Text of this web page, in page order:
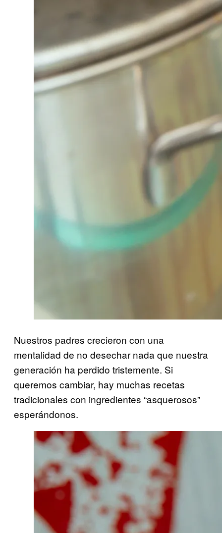
Nuestros padres crecieron con una
mentalidad de no desechar nada que nuestra
generación ha perdido tristemente. Si
queremos cambiar, hay muchas recetas
tradicionales con ingredientes “asquerosos”
esperándonos.